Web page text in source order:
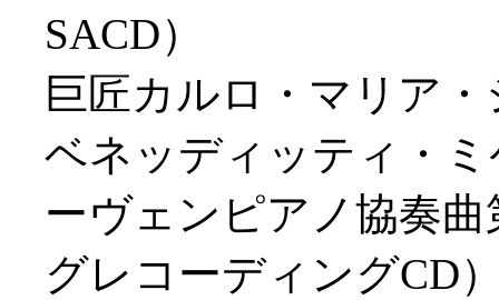
SACD）
巨匠カルロ・マリア
ベネッディッティ・
ーヴェンピアノ協奏
グレコーディングCD